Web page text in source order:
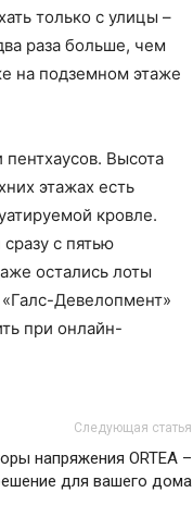
только с улицы –
раза больше, чем
на подземном этаже
Высота
этажах есть
кровле.
с пятью
остались лоты
Девелопмент»
при онлайн-
Следующая статья
напряжения ORTEA –
для вашего дома